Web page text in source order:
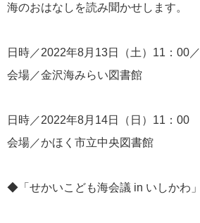
海のおはなしを読み聞かせします。
日時／2022年8月 13日（土） 11 ： 00 ／
会場／金沢海みらい図書館
日時／2022年8月 14日（日） 11 ： 00
会場／かほく市立中央図書館
◆ 「せかいこども海会議 in いしかわ」